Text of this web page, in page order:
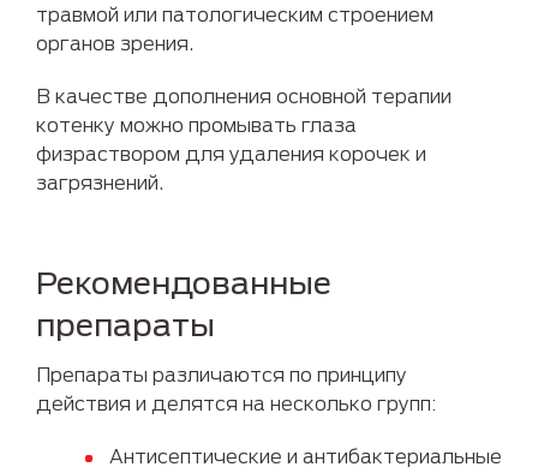
травмой или патологическим строением
органов зрения.
В качестве дополнения основной терапии
котенку можно промывать глаза
физраствором для удаления корочек и
загрязнений.
Рекомендованные
препараты
Препараты различаются по принципу
действия и делятся на несколько групп:
Антисептические и антибактериальные